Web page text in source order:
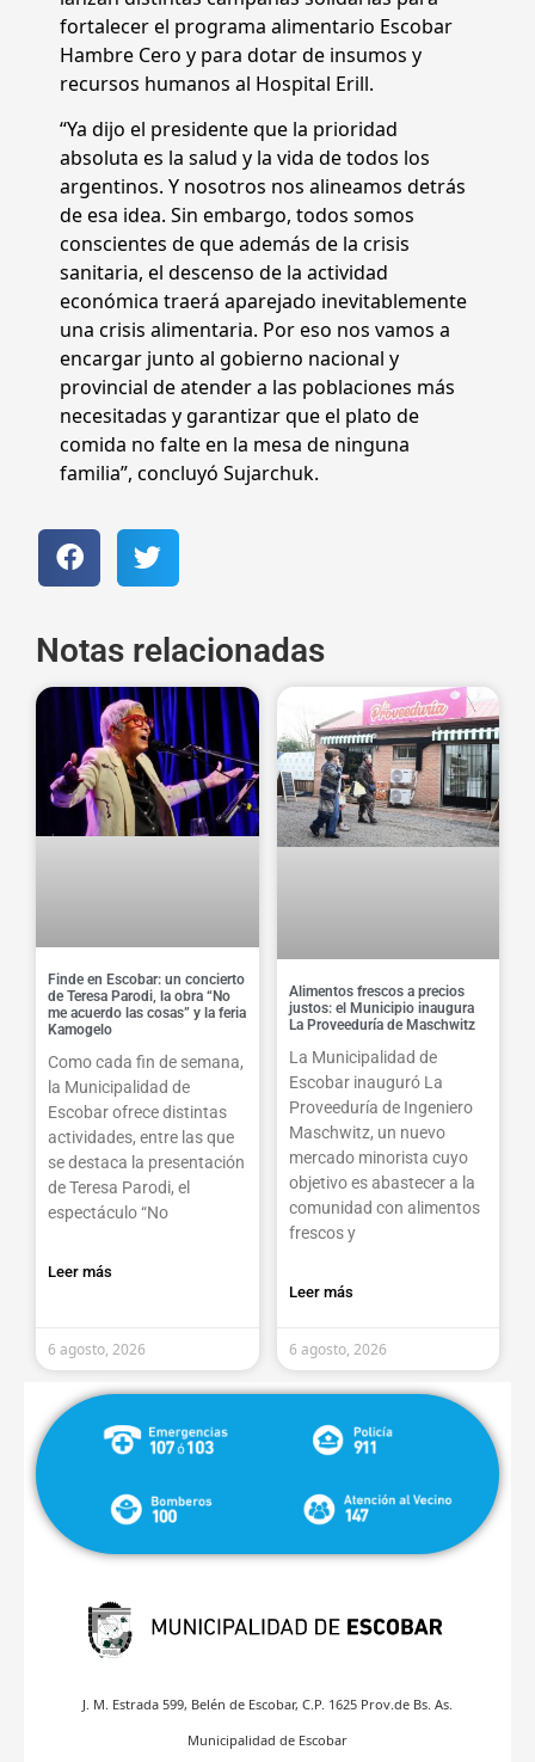
fortalecer el programa alimentario Escobar
Hambre Cero y para dotar de insumos y
recursos humanos al Hospital Erill.
“Ya dijo el presidente que la prioridad
absoluta es la salud y la vida de todos los
argentinos. Y nosotros nos alineamos detrás
de esa idea. Sin embargo, todos somos
conscientes de que además de la crisis
sanitaria, el descenso de la actividad
económica traerá aparejado inevitablemente
una crisis alimentaria. Por eso nos vamos a
encargar junto al gobierno nacional y
provincial de atender a las poblaciones más
necesitadas y garantizar que el plato de
comida no falte en la mesa de ninguna
familia”, concluyó Sujarchuk.
Notas relacionadas
Finde en Escobar: un concierto
de Teresa Parodi, la obra “No
me acuerdo las cosas” y la feria
Kamogelo
Como cada fin de semana,
la Municipalidad de
Escobar ofrece distintas
actividades, entre las que
se destaca la presentación
de Teresa Parodi, el
espectáculo “No
Leer más
6 agosto, 2026
Alimentos frescos a precios
justos: el Municipio inaugura
La Proveeduría de Maschwitz
La Municipalidad de
Escobar inauguró La
Proveeduría de Ingeniero
Maschwitz, un nuevo
mercado minorista cuyo
objetivo es abastecer a la
comunidad con alimentos
frescos y
Leer más
6 agosto, 2026
J. M. Estrada 599, Belén de Escobar, C.P. 1625 Prov.de Bs. As.
Municipalidad de Escobar